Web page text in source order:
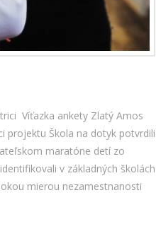
Víťazka ankety Zlatý Amos
projektu Škola na dotyk potvrdili
maratóne detí zo
v základných školách
mierou nezamestnanosti